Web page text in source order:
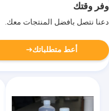
وفر وقتك
دعنا نتصل بأفضل المنتجات معك.
أعط متطلباتك